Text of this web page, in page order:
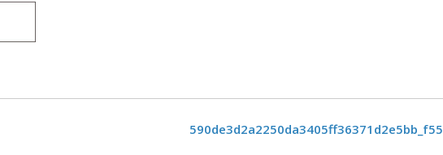
590de3d2a2250da3405ff36371d2e5bb_f55